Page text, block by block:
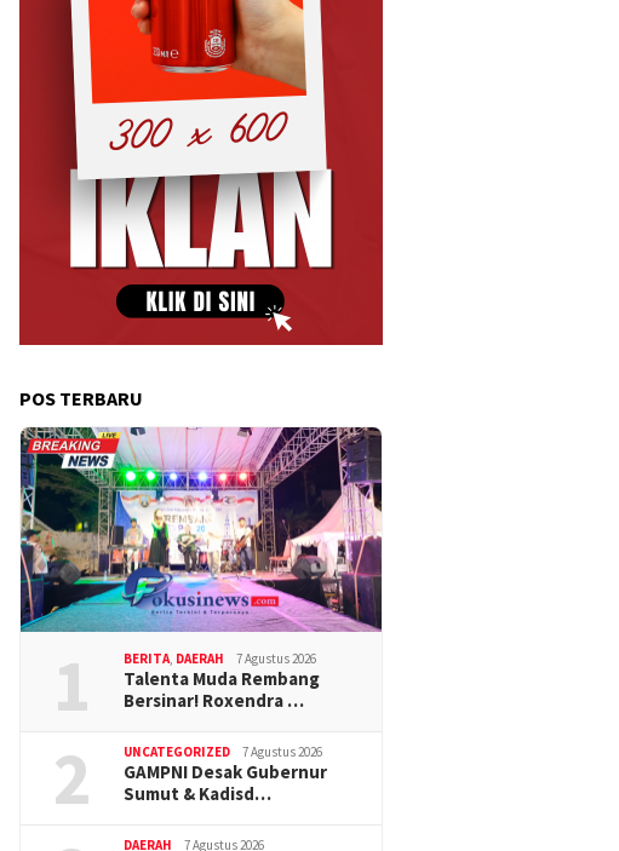
POS TERBARU
1 BERITA, DAERAH 7 Agustus 2026
Talenta Muda Rembang
Bersinar! Roxendra …
2 UNCATEGORIZED 7 Agustus 2026
GAMPNI Desak Gubernur
Sumut & Kadisd…
DAERAH 7 Agustus 2026